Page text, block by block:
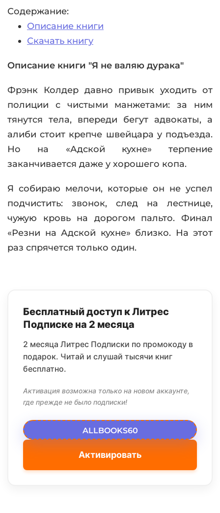
Содержание:
Описание книги
Скачать книгу
Описание книги "Я не валяю дурака"
Фрэнк Колдер давно привык уходить от
полиции с чистыми манжетами: за ним
тянутся тела, впереди бегут адвокаты, а
алиби стоит крепче швейцара у подъезда.
Но на «Адской кухне» терпение
заканчивается даже у хорошего копа.
Я собираю мелочи, которые он не успел
подчистить: звонок, след на лестнице,
чужую кровь на дорогом пальто. Финал
«Резни на Адской кухне» близко. На этот
раз спрячется только один.
Бесплатный доступ к Литрес
Подписке на 2 месяца
2 месяца Литрес Подписки по промокоду в
подарок. Читай и слушай тысячи книг
бесплатно.
Активация возможна только на новом аккаунте,
где прежде не было подписки!
ALLBOOKS60
Активировать